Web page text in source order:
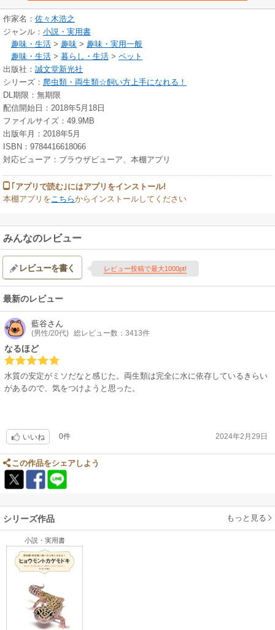
作家名： 佐々木浩之
ジャンル： 小説・実用書
趣味・生活 > 趣味 > 趣味・実用一般
趣味・生活 > 暮らし・生活 > ペット
出版社： 誠文堂新光社
シリーズ： 爬虫類・両生類☆飼い方上手になれる！
DL期限：無期限
配信開始日：2018年5月18日
ファイルサイズ：49.9MB
出版年月：2018年5月
ISBN：9784416618066
対応ビューア：ブラウザビューア、本棚アプリ
｢アプリで読む｣にはアプリをインストール!
本棚アプリを こちらからインストールしてください
みんなのレビュー
レビューを書く レビュー投稿で最大1000pt!
最新のレビュー
藍谷さん
(男性/20代) 総レビュー数：3413件
なるほど
水質の安定がミソだなと感じた。両生類は完全に水に依存しているきらい
があるので、気をつけようと思った。
いいね 0件 2024年2月29日
この作品をシェアしよう
シリーズ作品 もっと見る
小説・実用書